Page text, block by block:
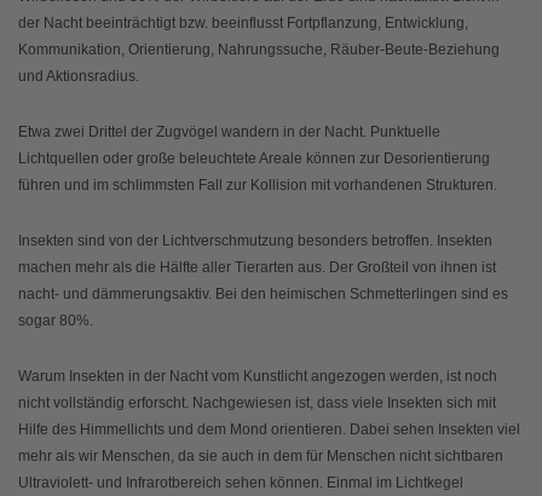
der Nacht beeinträchtigt bzw. beeinflusst Fortpflanzung, Entwicklung,
Kommunikation, Orientierung, Nahrungssuche, Räuber-Beute-Beziehung
und Aktionsradius.
Etwa zwei Drittel der Zugvögel wandern in der Nacht. Punktuelle
Lichtquellen oder große beleuchtete Areale können zur Desorientierung
führen und im schlimmsten Fall zur Kollision mit vorhandenen Strukturen.
Insekten sind von der Lichtverschmutzung besonders betroffen. Insekten
machen mehr als die Hälfte aller Tierarten aus. Der Großteil von ihnen ist
nacht- und dämmerungsaktiv. Bei den heimischen Schmetterlingen sind es
sogar 80%.
Warum Insekten in der Nacht vom Kunstlicht angezogen werden, ist noch
nicht vollständig erforscht. Nachgewiesen ist, dass viele Insekten sich mit
Hilfe des Himmellichts und dem Mond orientieren. Dabei sehen Insekten viel
mehr als wir Menschen, da sie auch in dem für Menschen nicht sichtbaren
Ultraviolett- und Infrarotbereich sehen können. Einmal im Lichtkegel